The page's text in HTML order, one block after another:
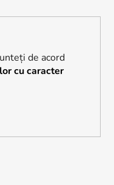
de acord
cu caracter